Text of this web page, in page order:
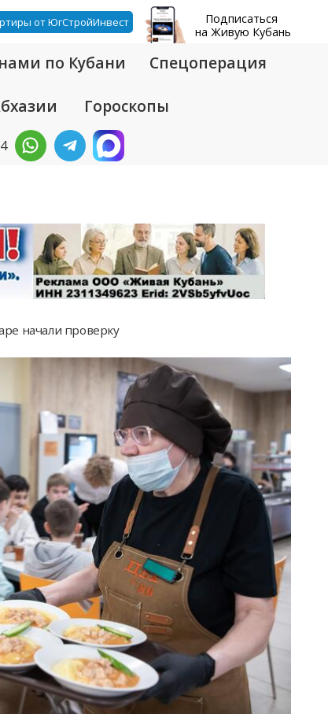
от ЮгСтройИнвест
Подписаться
на Живую Кубань
по Кубани Спецоперация
Гороскопы
начали проверку